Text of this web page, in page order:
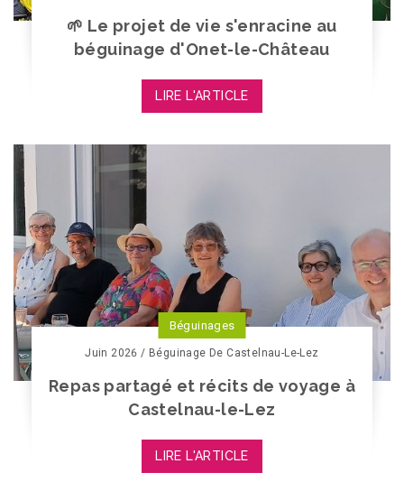
🌱 Le projet de vie s'enracine au
béguinage d'Onet-le-Château
LIRE L'ARTICLE
Béguinages
Juin 2026 / Béguinage De Castelnau-Le-Lez
Repas partagé et récits de voyage à
Castelnau-le-Lez
LIRE L'ARTICLE